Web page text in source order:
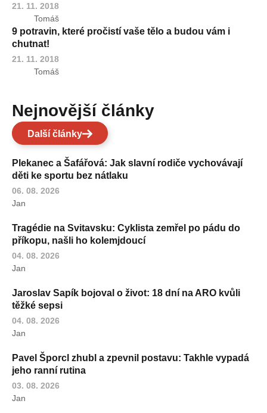
21. 11. 2018
Tomáš
9 potravin, které pročistí vaše tělo a budou vám i
chutnat!
21. 11. 2018
Tomáš
Nejnovější články
Další články
Plekanec a Šafářová: Jak slavní rodiče vychovávají
děti ke sportu bez nátlaku
06. 08. 2026
Jan
Tragédie na Svitavsku: Cyklista zemřel po pádu do
příkopu, našli ho kolemjdoucí
04. 08. 2026
Jan
Jaroslav Sapík bojoval o život: 18 dní na ARO kvůli
těžké sepsi
04. 08. 2026
Jan
Pavel Šporcl zhubl a zpevnil postavu: Takhle vypadá
jeho ranní rutina
03. 08. 2026
Jan